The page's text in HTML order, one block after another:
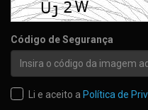
Código de Segurança
Li e aceito a Política de